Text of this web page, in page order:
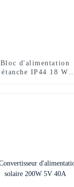
Bloc d'alimentation
étanche IP44 18 W